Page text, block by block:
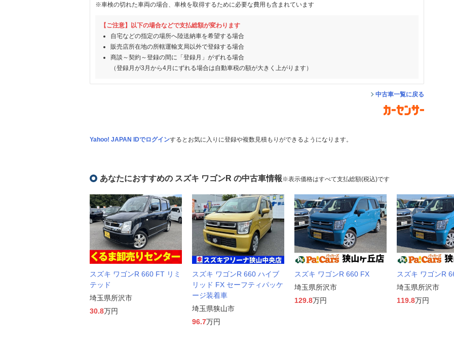
※車検の切れた車両の場合、車検を取得するために必要な費用も含まれています
【ご注意】以下の場合などで支払総額が変わります
自宅などの指定の場所へ陸送納車を希望する場合
販売店所在地の所轄運輸支局以外で登録する場合
商談～契約～登録の間に「登録月」がずれる場合
（登録月が3月から4月にずれる場合は自動車税の額が大きく上がります）
中古車一覧に戻る
Yahoo! JAPAN IDでログインするとお気に入りに登録や複数見積もりができるようになります。
あなたにおすすめの スズキ ワゴンR の中古車情報※表示価格はすべて支払総額(税込)です
スズキ ワゴンR 660 FT リミ
テッド
埼玉県所沢市
30.8万円
スズキ ワゴンR 660 ハイブ
リッド FX セーフティパッケ
ージ装着車
埼玉県狭山市
96.7万円
スズキ ワゴンR 660 FX
埼玉県所沢市
129.8万円
スズキ ワゴンR
埼玉県所沢市
119.8万円